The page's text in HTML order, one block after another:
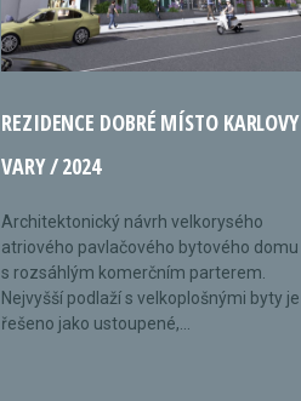
REZIDENCE DOBRÉ MÍSTO KARLOVY
VARY / 2024
Architektonický návrh velkorysého
atriového pavlačového bytového domu
s rozsáhlým komerčním parterem.
Nejvyšší podlaží s velkoplošnými byty je
řešeno jako ustoupené,...